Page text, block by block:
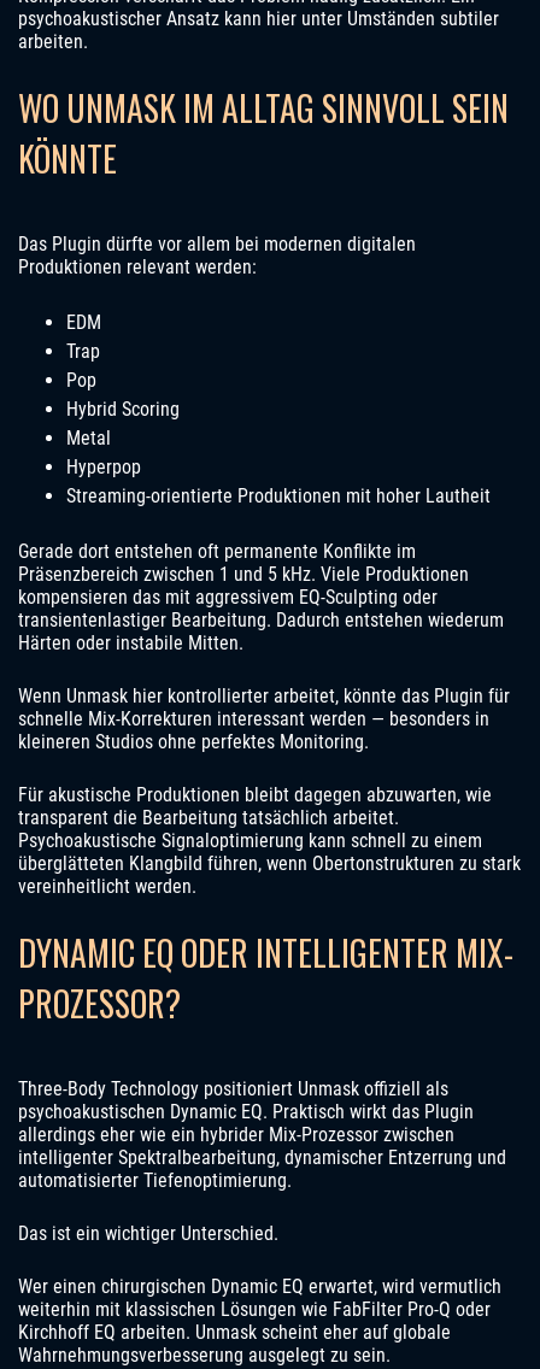
psychoakustischer Ansatz kann hier unter Umständen subtiler
arbeiten.
WO UNMASK IM ALLTAG SINNVOLL SEIN
KÖNNTE
Das Plugin dürfte vor allem bei modernen digitalen
Produktionen relevant werden:
EDM
Trap
Pop
Hybrid Scoring
Metal
Hyperpop
Streaming-orientierte Produktionen mit hoher Lautheit
Gerade dort entstehen oft permanente Konflikte im
Präsenzbereich zwischen 1 und 5 kHz. Viele Produktionen
kompensieren das mit aggressivem EQ-Sculpting oder
transientenlastiger Bearbeitung. Dadurch entstehen wiederum
Härten oder instabile Mitten.
Wenn Unmask hier kontrollierter arbeitet, könnte das Plugin für
schnelle Mix-Korrekturen interessant werden — besonders in
kleineren Studios ohne perfektes Monitoring.
Für akustische Produktionen bleibt dagegen abzuwarten, wie
transparent die Bearbeitung tatsächlich arbeitet.
Psychoakustische Signaloptimierung kann schnell zu einem
überglätteten Klangbild führen, wenn Obertonstrukturen zu stark
vereinheitlicht werden.
DYNAMIC EQ ODER INTELLIGENTER MIX-
PROZESSOR?
Three-Body Technology positioniert Unmask offiziell als
psychoakustischen Dynamic EQ. Praktisch wirkt das Plugin
allerdings eher wie ein hybrider Mix-Prozessor zwischen
intelligenter Spektralbearbeitung, dynamischer Entzerrung und
automatisierter Tiefenoptimierung.
Das ist ein wichtiger Unterschied.
Wer einen chirurgischen Dynamic EQ erwartet, wird vermutlich
weiterhin mit klassischen Lösungen wie FabFilter Pro-Q oder
Kirchhoff EQ arbeiten. Unmask scheint eher auf globale
Wahrnehmungsverbesserung ausgelegt zu sein.